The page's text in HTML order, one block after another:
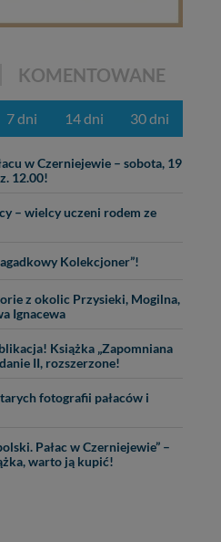
KOMENTOWANE
7 dni 14 dni 30 dni
w Czerniejewie – sobota, 19
12.00!
– wielcy uczeni rodem ze
Kolekcjoner”!
z okolic Przysieki, Mogilna,
Ignacewa
Książka „Zapomniana
II, rozszerzone!
fotografii pałaców i
Pałac w Czerniejewie” –
warto ją kupić!